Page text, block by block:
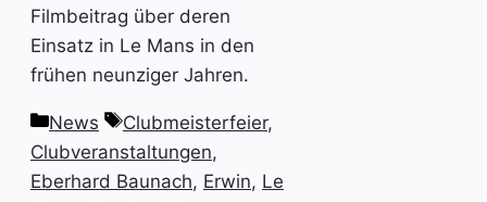
Filmbeitrag über deren
Einsatz in Le Mans in den
frühen neunziger Jahren.
Categories
News Tags
Clubmeisterfeier,
Clubveranstaltungen,
Eberhard Baunach, Erwin, Le